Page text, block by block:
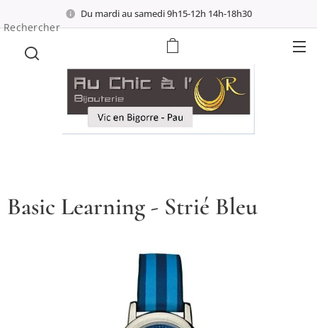
Du mardi au samedi 9h15-12h 14h-18h30
Rechercher
Basic Learning - Strié Bleu